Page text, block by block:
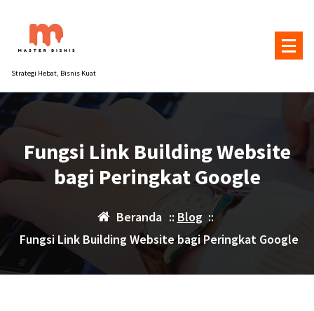
konten
Strategi Hebat, Bisnis Kuat
Fungsi Link Building Website
bagi Peringkat Google
Beranda :: Blog::
Fungsi Link Building Website bagi Peringkat Google